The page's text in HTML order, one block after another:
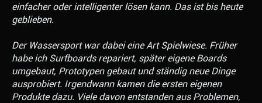
einfacher oder intelligenter lösen kann. Das ist bis heute
geblieben.
Der Wassersport war dabei eine Art Spielwiese. Früher
habe ich Surfboards repariert, später eigene Boards
umgebaut, Prototypen gebaut und ständig neue Dinge
ausprobiert. Irgendwann kamen die ersten eigenen
Produkte dazu. Viele davon entstanden aus Problemen,